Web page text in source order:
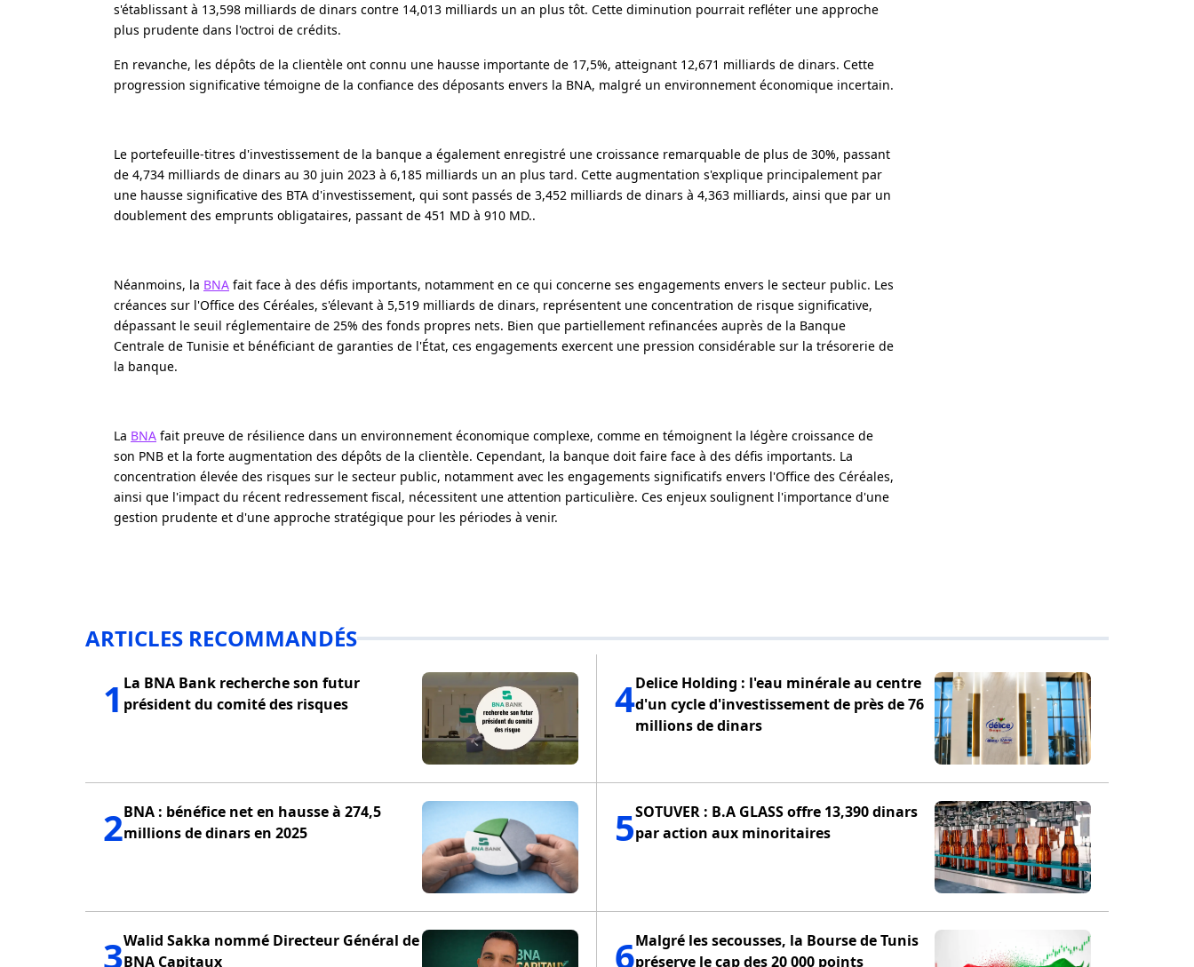
s'établissant à 13,598 milliards de dinars contre 14,013 milliards un an plus tôt. Cette diminution pourrait refléter une approche
plus prudente dans l'octroi de crédits.
En revanche, les dépôts de la clientèle ont connu une hausse importante de 17,5%, atteignant 12,671 milliards de dinars. Cette
progression significative témoigne de la confiance des déposants envers la BNA, malgré un environnement économique incertain.
Le portefeuille-titres d'investissement de la banque a également enregistré une croissance remarquable de plus de 30%, passant
de 4,734 milliards de dinars au 30 juin 2023 à 6,185 milliards un an plus tard. Cette augmentation s'explique principalement par
une hausse significative des BTA d'investissement, qui sont passés de 3,452 milliards de dinars à 4,363 milliards, ainsi que par un
doublement des emprunts obligataires, passant de 451 MD à 910 MD..
Néanmoins, la BNA fait face à des défis importants, notamment en ce qui concerne ses engagements envers le secteur public. Les
créances sur l'Office des Céréales, s'élevant à 5,519 milliards de dinars, représentent une concentration de risque significative,
dépassant le seuil réglementaire de 25% des fonds propres nets. Bien que partiellement refinancées auprès de la Banque
Centrale de Tunisie et bénéficiant de garanties de l'État, ces engagements exercent une pression considérable sur la trésorerie de
la banque.
La BNA fait preuve de résilience dans un environnement économique complexe, comme en témoignent la légère croissance de
son PNB et la forte augmentation des dépôts de la clientèle. Cependant, la banque doit faire face à des défis importants. La
concentration élevée des risques sur le secteur public, notamment avec les engagements significatifs envers l'Office des Céréales,
ainsi que l'impact du récent redressement fiscal, nécessitent une attention particulière. Ces enjeux soulignent l'importance d'une
gestion prudente et d'une approche stratégique pour les périodes à venir.
ARTICLES RECOMMANDÉS
1 La BNA Bank recherche son futur
président du comité des risques
2BNA : bénéfice net en hausse à 274,5
millions de dinars en 2025
3Walid Sakka nommé Directeur Général de
BNA Capitaux
4Delice Holding : l'eau minérale au centre
d'un cycle d'investissement de près de 76
millions de dinars
5SOTUVER : B.A GLASS offre 13,390 dinars
par action aux minoritaires
6Malgré les secousses, la Bourse de Tunis
préserve le cap des 20 000 points